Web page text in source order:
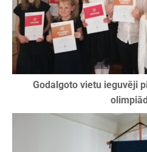
Godalgoto vietu ieguvēji